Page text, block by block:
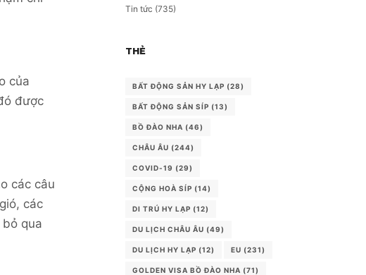
của
được
các câu
các
qua
Tin tức (735)
THẺ
BẤT ĐỘNG SẢN HY LẠP (28)
BẤT ĐỘNG SẢN SÍP (13)
BỒ ĐÀO NHA (46)
CHÂU ÂU (244)
COVID-19 (29)
CỘNG HOÀ SÍP (14)
DI TRÚ HY LẠP (12)
DU LỊCH CHÂU ÂU (49)
DU LỊCH HY LẠP (12) EU (231)
GOLDEN VISA BỒ ĐÀO NHA (71)